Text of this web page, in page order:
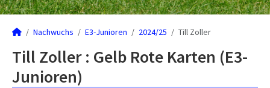
Nachwuchs E3-Junioren 2024/25 Till Zoller
Till Zoller : Gelb Rote Karten (E3-
Junioren)